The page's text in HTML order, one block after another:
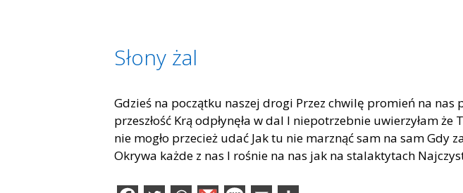
Słony żal
Gdzieś na początku naszej drogi Przez chwilę promień na nas
przeszłość Krą odpłynęła w dal I niepotrzebnie uwierzyłam
nie mogło przecież udać Jak tu nie marznąć sam na sam Gdy
Okrywa każde z nas I rośnie na nas jak na stalaktytach